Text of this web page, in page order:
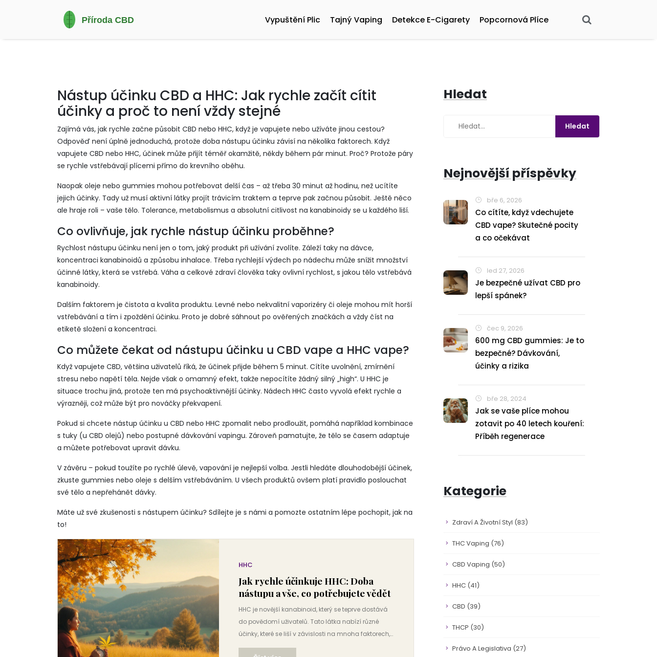
Vypuštění Plic Tajný Vaping Detekce E-Cigarety Popcornová Plíce
Nástup účinku CBD a HHC: Jak rychle začít cítit
účinky a proč to není vždy stejné
Zajímá vás, jak rychle začne působit CBD nebo HHC, když je vapujete nebo užíváte jinou cestou?
Odpověď není úplně jednoduchá, protože doba nástupu účinku závisí na několika faktorech. Když
vapujete CBD nebo HHC, účinek může přijít téměř okamžitě, někdy během pár minut. Proč? Protože páry
se rychle vstřebávají plícemi přímo do krevního oběhu.
Naopak oleje nebo gummies mohou potřebovat delší čas – až třeba 30 minut až hodinu, než ucítíte
jejich účinky. Tady už musí aktivní látky projít trávicím traktem a teprve pak začnou působit. Ještě něco
ale hraje roli – vaše tělo. Tolerance, metabolismus a absolutní citlivost na kanabinoidy se u každého liší.
Co ovlivňuje, jak rychle nástup účinku proběhne?
Rychlost nástupu účinku není jen o tom, jaký produkt při užívání zvolíte. Záleží taky na dávce,
koncentraci kanabinoidů a způsobu inhalace. Třeba rychlejší výdech po nádechu může snížit množství
účinné látky, která se vstřebá. Váha a celkové zdraví člověka taky ovlivní rychlost, s jakou tělo vstřebává
kanabinoidy.
Dalším faktorem je čistota a kvalita produktu. Levné nebo nekvalitní vaporizéry či oleje mohou mít horší
vstřebávání a tím i zpoždění účinku. Proto je dobré sáhnout po ověřených značkách a vždy číst na
etiketě složení a koncentraci.
Co můžete čekat od nástupu účinku u CBD vape a HHC vape?
Když vapujete CBD, většina uživatelů říká, že účinek přijde během 5 minut. Cítíte uvolnění, zmírnění
stresu nebo napětí těla. Nejde však o omamný efekt, takže nepocítíte žádný silný „high“. U HHC je
situace trochu jiná, protože ten má psychoaktivnější účinky. Nádech HHC často vyvolá efekt rychle a
výrazněji, což může být pro nováčky překvapení.
Pokud si chcete nástup účinku u CBD nebo HHC zpomalit nebo prodloužit, pomáhá například kombinace
s tuky (u CBD olejů) nebo postupné dávkování vapingu. Zároveň pamatujte, že tělo se časem adaptuje
a můžete potřebovat upravit dávku.
V závěru – pokud toužíte po rychlé úlevě, vapování je nejlepší volba. Jestli hledáte dlouhodobější účinek,
zkuste gummies nebo oleje s delším vstřebáváním. U všech produktů ovšem platí pravidlo poslouchat
své tělo a nepřehánět dávky.
Máte už své zkušenosti s nástupem účinku? Sdílejte je s námi a pomozte ostatním lépe pochopit, jak na
to!
HHC
Jak rychle účinkuje HHC: Doba
nástupu a vše, co potřebujete vědět
HHC je novější kanabinoid, který se teprve dostává
do povědomí uživatelů. Tato látka nabízí různé
účinky, které se liší v závislosti na mnoha faktorech,
včetně způsobu konzumace. Článek se zaměřuje na
Hledat
Nejnovější příspěvky
bře 6, 2026
Co cítíte, když vdechujete
CBD vape? Skutečné pocity
a co očekávat
led 27, 2026
Je bezpečné užívat CBD pro
lepší spánek?
čec 9, 2026
600 mg CBD gummies: Je to
bezpečné? Dávkování,
účinky a rizika
bře 28, 2024
Jak se vaše plíce mohou
zotavit po 40 letech kouření:
Příběh regenerace
Kategorie
Zdraví A Životní Styl (83)
THC Vaping (76)
CBD Vaping (50)
HHC (41)
CBD (39)
THCP (30)
Právo A Legislativa (27)